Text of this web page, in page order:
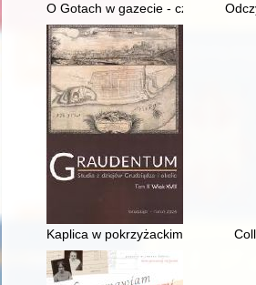
O Gotach w gazecie - czyli Znane i
Kaplica w pokrzyżackim domu